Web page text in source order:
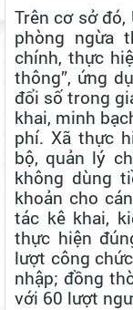
Trên cơ sở đó,
phòng ngừa
chính, thực
thông”, ứng
đổi số trong
khai, minh
phí. Xã thực
bộ, quản lý
không dùng
khoản cho
tác kê khai,
thực hiện
lượt công
nhập; đồng
với 60 lượt